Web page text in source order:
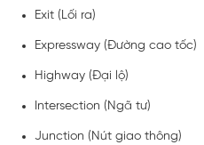
Exit (Lối ra)
Expressway (Đường cao tốc)
Highway (Đại lộ)
Intersection (Ngã tư)
Junction (Nút giao thông)